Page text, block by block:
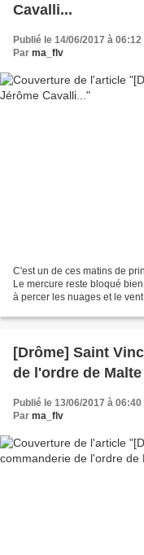
Cavalli...
Publié le 14/06/2017 à 06:12
Par ma_flv
C'est un de ces matins de
Le mercure reste bloqué
à percer les nuages et le
[Drôme] Saint
de l'ordre de Malte
Publié le 13/06/2017 à 06:40
Par ma_flv